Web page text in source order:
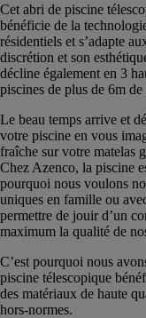
Cet abri de piscine
bénéficie de la
résidentiels et s’adapte
discrétion et son
décline également en 3
piscines de plus de 6m de
Le beau temps arrive et
votre piscine en vous
fraîche sur votre matelas
Chez Azenco, la piscine
pourquoi nous voulons
uniques en famille ou
permettre de jouir d’un
maximum la qualité de
C’est pourquoi nous
piscine télescopique
des matériaux de haute
hors-normes.